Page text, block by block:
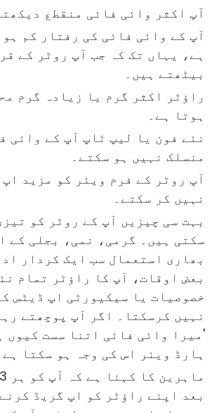
آپ اکثر وائی فائی منقطع
آپ کے وائی فائی کی رفتار کم
ہے، یہاں تک کہ جب آپ روٹر کے
بیٹھتے ہیں۔
راؤٹر اکثر گرم یا زیادہ گرم
ہوتا ہے۔
نئے فون یا لیپ ٹاپ آپ کے وائی
منسلک نہیں ہو سکتے۔
آپ روٹر کے فرم ویئر کو مزید
نہیں کر سکتے۔
بہت سی چیزیں آپ کے روٹر کو
سکتی ہیں۔ گرمی، نمی، بجلی کے
بھاری استعمال سب ایک کردار
بعض اوقات، آپ کا راؤٹر تمام
خصوصیات یا سیکیورٹی اپ ڈیٹس
نہیں کرسکتا۔ اگر آپ پوچھتے
'میرا وائی فائی اتنا سست کیوں
ہارڈ ویئر اس کی وجہ ہو سکتا
بعد اپنے راؤٹر کو اپ گریڈ